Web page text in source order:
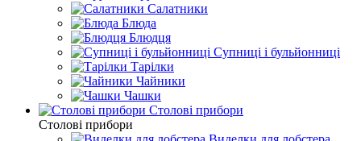
Салатники
Блюда
Блюдця
Супниці і бульйонниці
Тарілки
Чайники
Чашки
Столові прибори
Столові прибори